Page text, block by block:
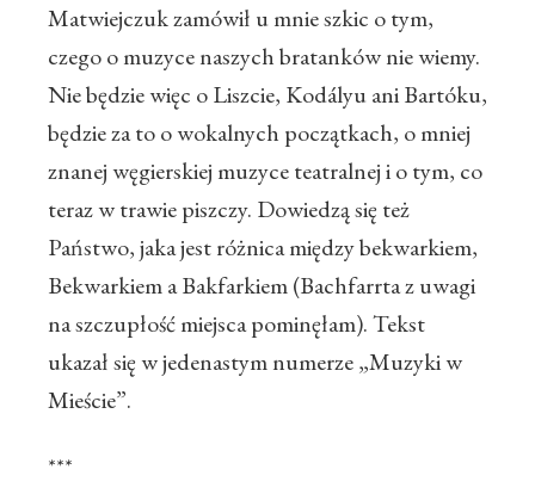
Matwiejczuk zamówił u mnie szkic o tym,
czego o muzyce naszych bratanków nie wiemy.
Nie będzie więc o Liszcie, Kodályu ani Bartóku,
będzie za to o wokalnych początkach, o mniej
znanej węgierskiej muzyce teatralnej i o tym, co
teraz w trawie piszczy. Dowiedzą się też
Państwo, jaka jest różnica między bekwarkiem,
Bekwarkiem a Bakfarkiem (Bachfarrta z uwagi
na szczupłość miejsca pominęłam). Tekst
ukazał się w jedenastym numerze „Muzyki w
Mieście”.
***